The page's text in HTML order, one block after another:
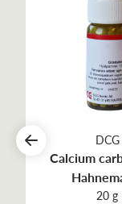
DCG
Calcium
20 g